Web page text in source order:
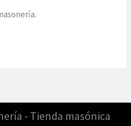
- Tienda masónica